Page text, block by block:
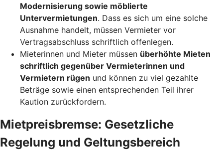
Modernisierung sowie möblierte
Untervermietungen. Dass es sich um eine solche
Ausnahme handelt, müssen Vermieter vor
Vertragsabschluss schriftlich offenlegen.
Mieterinnen und Mieter müssen überhöhte Mieten
schriftlich gegenüber Vermieterinnen und
Vermietern rügen und können zu viel gezahlte
Beträge sowie einen entsprechenden Teil ihrer
Kaution zurückfordern.
Mietpreisbremse: Gesetzliche
Regelung und Geltungsbereich